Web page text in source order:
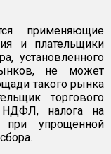
применяющие
и плательщики
установленного
не может
такого рынка
торгового
налога на
при упрощенной